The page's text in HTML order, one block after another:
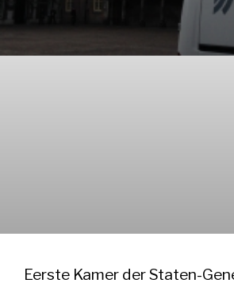
Eerste Kamer der Staten-